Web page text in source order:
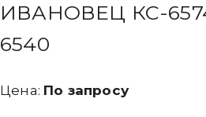
ИВАНОВЕЦ КС-
6540
Цена: По запросу